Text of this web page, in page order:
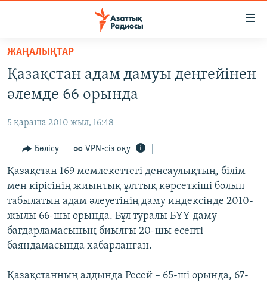
Skip
main
content
to
Navigation
Skip
to
Search
САЯСАТ
ҚАҢТАР ОҚИҒАСЫ
АДАМ ҚҰҚЫҚТАРЫ
ӘЛЕУМЕТ
ӘЛЕМ
АРНАЙЫ ЖОБАЛАР
Русский
ЖАЗЫЛЫҢЫЗ
ЖАҢАЛЫҚТАР
Қазақстан адам дамуы деңгейінен
әлемде 66 орында
5 қараша 2010 жыл, 16:48
Бөлісу VPN-сіз оқу
Қазақстан 169 мемлекеттегі денсаулықтың, білім
мен кірісінің жиынтық ұлттық көрсеткіші болып
табылатын адам әлеуетінің даму индексінде 2010-
жылы 66-шы орында. Бұл туралы БҰҰ даму
бағдарламасының биылғы 20-шы есепті
баяндамасында хабарланған.
Қазақстанның алдында Ресей – 65-ші орында, 67-